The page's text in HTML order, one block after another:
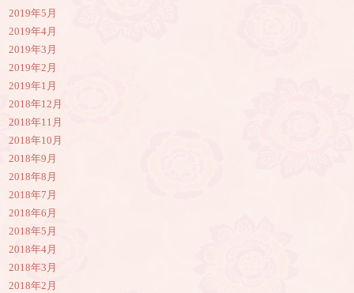
2019年5月
2019年4月
2019年3月
2019年2月
2019年1月
2018年12月
2018年11月
2018年10月
2018年9月
2018年8月
2018年7月
2018年6月
2018年5月
2018年4月
2018年3月
2018年2月